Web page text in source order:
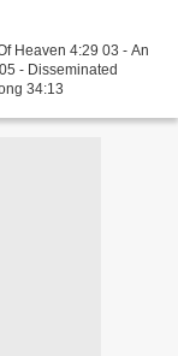
Heaven 4:29 03 - An
- Disseminated
34:13